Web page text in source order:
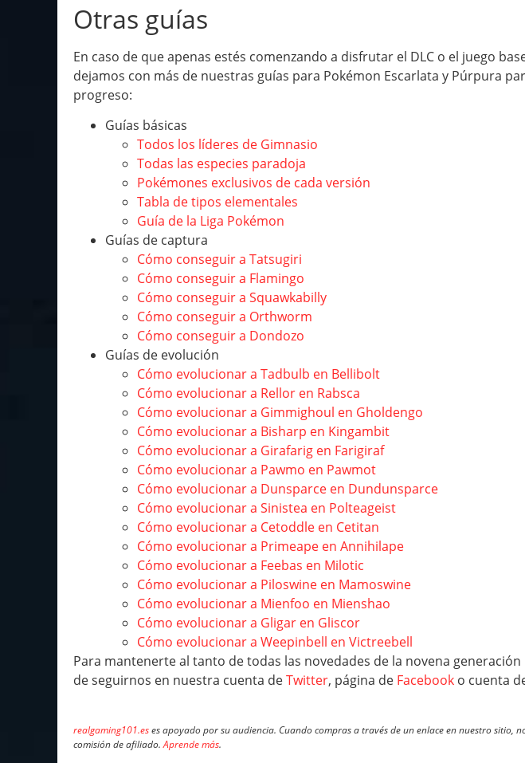
Otras guías
En caso de que apenas estés comenzando a disfrutar el DLC o el juego
dejamos con más de nuestras guías para Pokémon Escarlata y Púrpura
progreso:
Guías básicas
Todos los líderes de Gimnasio
Todas las especies paradoja
Pokémones exclusivos de cada versión
Tabla de tipos elementales
Guía de la Liga Pokémon
Guías de captura
Cómo conseguir a Tatsugiri
Cómo conseguir a Flamingo
Cómo conseguir a Squawkabilly
Cómo conseguir a Orthworm
Cómo conseguir a Dondozo
Guías de evolución
Cómo evolucionar a Tadbulb en Bellibolt
Cómo evolucionar a Rellor en Rabsca
Cómo evolucionar a Gimmighoul en Gholdengo
Cómo evolucionar a Bisharp en Kingambit
Cómo evolucionar a Girafarig en Farigiraf
Cómo evolucionar a Pawmo en Pawmot
Cómo evolucionar a Dunsparce en Dundunsparce
Cómo evolucionar a Sinistea en Polteageist
Cómo evolucionar a Cetoddle en Cetitan
Cómo evolucionar a Primeape en Annihilape
Cómo evolucionar a Feebas en Milotic
Cómo evolucionar a Piloswine en Mamoswine
Cómo evolucionar a Mienfoo en Mienshao
Cómo evolucionar a Gligar en Gliscor
Cómo evolucionar a Weepinbell en Victreebell
Para mantenerte al tanto de todas las novedades de la novena
de seguirnos en nuestra cuenta deTwitter, página de Facebook o cuenta
realgaming101.eses apoyado por su audiencia. Cuando compras a través de un enlace en nuestro sitio,
comisión de afiliado.Aprende más.